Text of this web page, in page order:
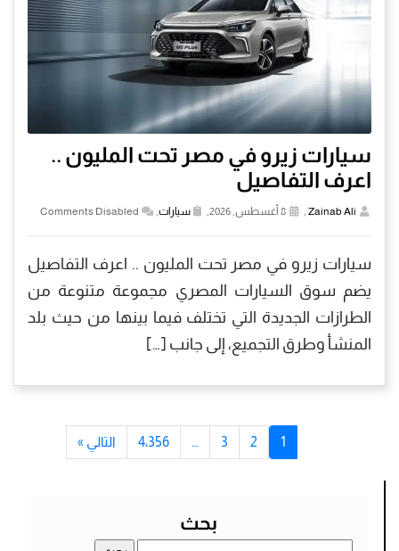
سيارات زيرو في مصر تحت المليون ..
اعرف التفاصيل
Zainab Ali سيارات Comments Disabled
سيارات زيرو في مصر تحت المليون .. اعرف التفاصيل
يضم سوق السيارات المصري مجموعة متنوعة من
الطرازات الجديدة التي تختلف فيما بينها من حيث بلد
المنشأ وطرق التجميع، إلى جانب […]
1
2
3
… 4٬356 التالي »
بحث